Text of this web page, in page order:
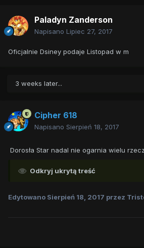
Paladyn Zanderson
Napisano Lipiec 27, 2017
Oficjalnie Dsiney podaje Listopad w m
3 weeks later...
Cipher 618
Napisano Sierpień 18, 2017
Dorosła Star nadal nie ogarnia wielu
Odkryj ukrytą treść
Edytowano Sierpień 18, 2017 przez